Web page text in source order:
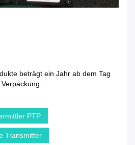
beträgt ein Jahr ab dem Tag
PTP
Transmitter